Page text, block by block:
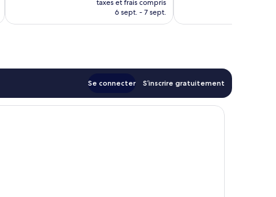
prix
taxes et frais compris
6 sept. - 7 sept.
Se connecter S’inscrire gratuitement